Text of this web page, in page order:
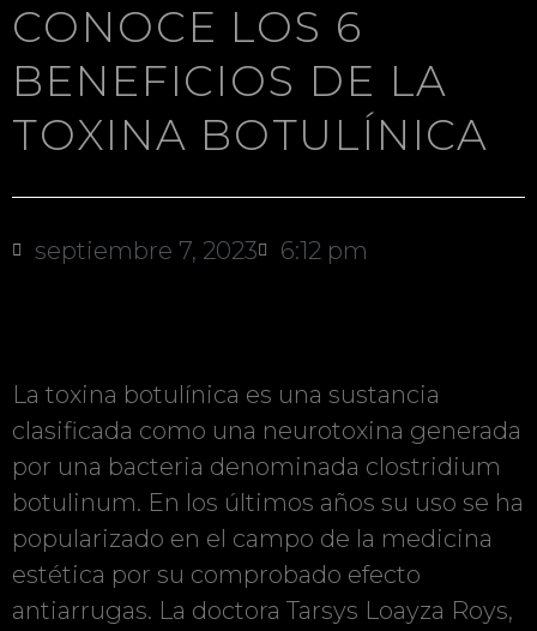
CONOCE LOS 6
BENEFICIOS DE LA
TOXINA BOTULÍNICA
septiembre 7, 2023 6:12 pm
La toxina botulínica es una sustancia
clasificada como una neurotoxina generada
por una bacteria denominada clostridium
botulinum. En los últimos años su uso se ha
popularizado en el campo de la medicina
estética por su comprobado efecto
antiarrugas. La doctora Tarsys Loayza Roys,